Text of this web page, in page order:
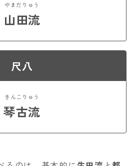
やまだりゅう
山田流
尺八
きんこりゅう
琴古流